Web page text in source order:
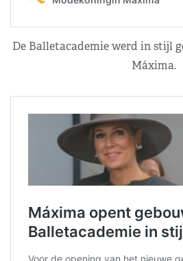
De Balletacademie werd in stijl
Máxima.